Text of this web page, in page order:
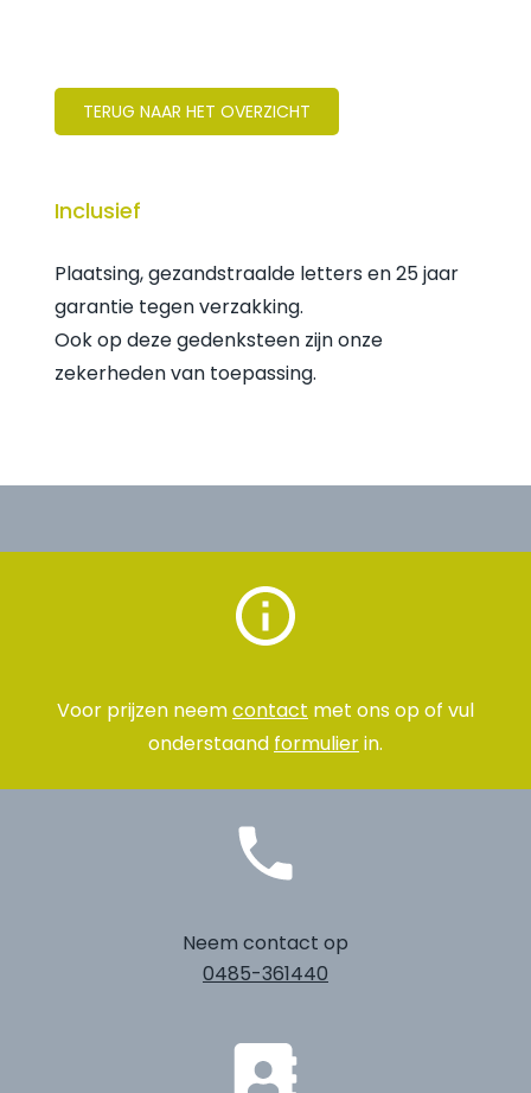
TERUG NAAR HET OVERZICHT
Inclusief
Plaatsing, gezandstraalde letters en 25 jaar
garantie tegen verzakking.
Ook op deze gedenksteen zijn onze
zekerheden van toepassing.
Voor prijzen neemcontact met ons op of vul
onderstaand formulierin.
Neem contact op
0485-361440